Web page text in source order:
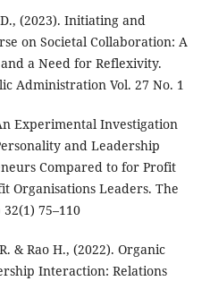
(2023). Initiating and
on Societal Collaboration: A
a Need for Reflexivity.
Administration Vol. 27 No. 1
Experimental Investigation
and Leadership
Compared to for Profit
Organisations Leaders. The
75–110
& Rao H., (2022). Organic
Interaction: Relations